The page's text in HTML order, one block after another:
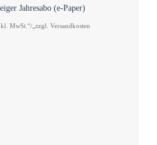
Jahresabo (e-Paper)
MwSt.“/„zzgl. Versandkosten